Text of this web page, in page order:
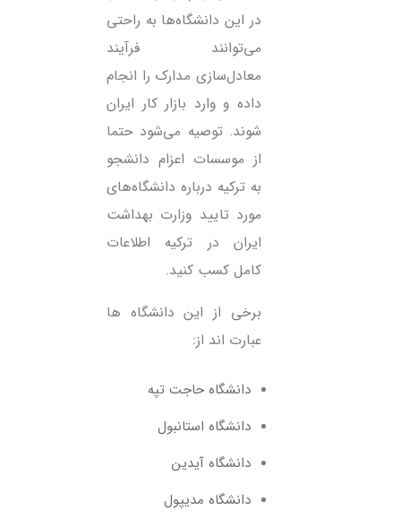
در این دانشگاه‌ها به راحتی
می‌توانند فرآیند
معادل‌سازی مدارک را انجام
داده و وارد بازار کار ایران
شوند. توصیه می‌شود حتما
از موسسات اعزام دانشجو
به ترکیه درباره دانشگاه‌های
مورد تایید وزارت بهداشت
ایران در ترکیه اطلاعات
کامل کسب کنید.
برخی از این دانشگاه ها
عبارت اند از:
دانشگاه حاجت تپه
دانشگاه استانبول
دانشگاه آیدین
دانشگاه مدیپول